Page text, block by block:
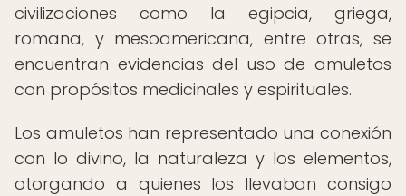
civilizaciones como la egipcia, griega,
romana, y mesoamericana, entre otras, se
encuentran evidencias del uso de amuletos
con propósitos medicinales y espirituales.
Los amuletos han representado una conexión
con lo divino, la naturaleza y los elementos,
otorgando a quienes los llevaban consigo